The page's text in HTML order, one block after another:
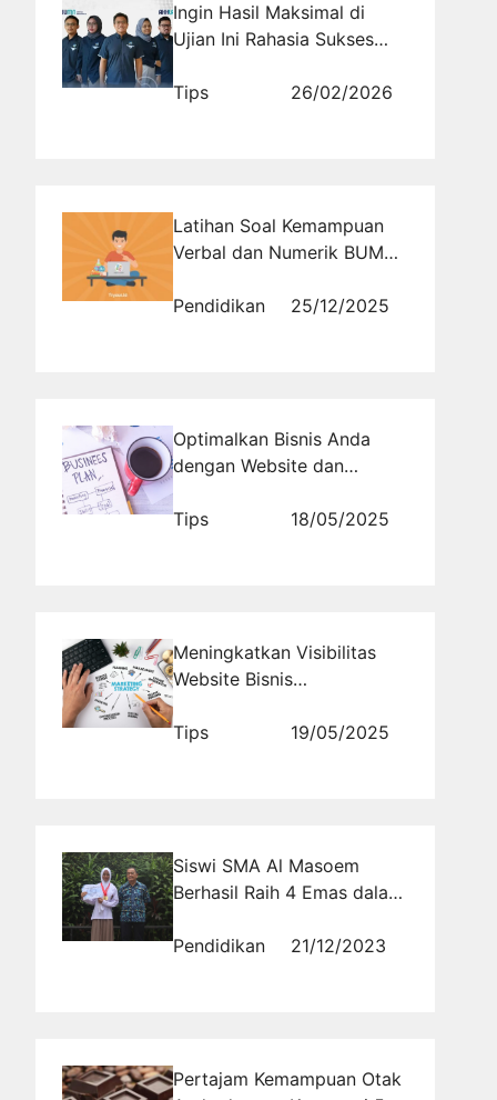
Ingin Hasil Maksimal di
Ujian Ini Rahasia Sukses
Ekonomi BUMN
Tips 26/02/2026
Latihan Soal Kemampuan
Verbal dan Numerik BUMN
Saing Peserta Seleksi
Pendidikan 25/12/2025
Optimalkan Bisnis Anda
dengan Website dan
Tips
18/05/2025
Meningkatkan Visibilitas
Website Bisnis
Teknik Promosi Efektif
Tips 19/05/2025
Siswi SMA Al Masoem
Berhasil Raih 4 Emas dalam
Provinsi
Pendidikan 21/12/2023
Pertajam Kemampuan Otak